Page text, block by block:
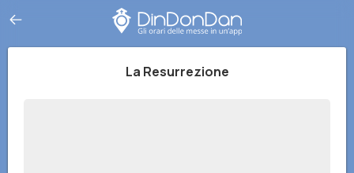
La Resurrezione